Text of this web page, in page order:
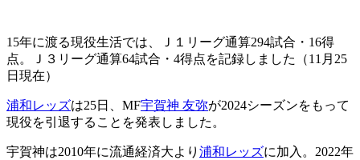
15年に渡る現役生活では、Ｊ１リーグ通算294試合・16得
点。Ｊ３リーグ通算64試合・4得点を記録しました（11月25
日現在）
浦和レッズは25日、MF宇賀神 友弥が2024シーズンをもって
現役を引退することを発表しました。
宇賀神は2010年に流通経済大より 浦和レッズに加入。2022年